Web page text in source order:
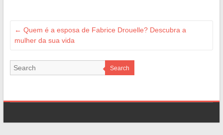
← Quem é a esposa de Fabrice Drouelle? Descubra a
mulher da sua vida
Search